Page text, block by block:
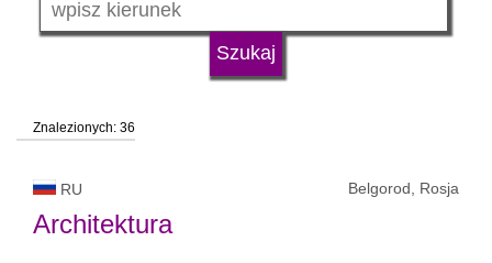
status uczelni
Znalezionych: 36
RU Belgorod, Rosja
Architektura